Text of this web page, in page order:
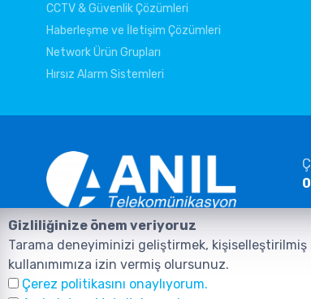
CCTV & Güvenlik Çözümleri
Haberleşme ve İletişim Çözümleri
Network Ürün Grupları
Hırsız Alarm Sistemleri
Anasayfa Ürünler İletişim
Gizliliğinize önem veriyoruz
Tarama deneyiminizi geliştirmek,
kullanımımıza izin vermiş olursunuz.
Çerez politikasını onaylıyorum.